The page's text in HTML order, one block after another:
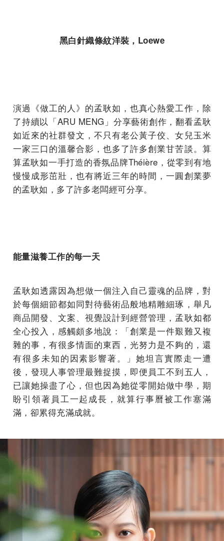
黑白針織條紋洋裝，Loewe
演過《做工的人》的孟耿如，也真心熱愛工作，除
了持續以「ARU MENG」分享藝術創作，翻看孟耿
如近來的社群發文，不只有老公黃子佼、女兒玉米
一家三口的溫馨合影，也多了許多創業甘苦談。算
算孟耿如一手打造的香氛品牌Théière，從零到有地
慢慢成形茁壯，也有將近三年的時間，一圓創業夢
的孟耿如，多了許多老闆經可分享。
能量滋養工作的每一天
孟耿如透露因為想做一個注入自己靈魂的品牌，對
於每個細節都如同對待藝術品般地精雕細琢，舉凡
商品開發、文案、視覺設計到經營管理，孟耿如都
全心投入，感觸頗多地說：「創業是一件艱難又複
雜的事，有很多情面的東西，光努力是不夠的，還
有很多未知的因素影響著。」她坦言實際走一遭
後，發現人事管理最難捉摸，即便員工不到五人，
已讓她操盡了心，但也因為她從零開始做中學，期
盼引領著員工一起成長，就算行事曆被工作塞滿
滿，卻累得充滿成就。